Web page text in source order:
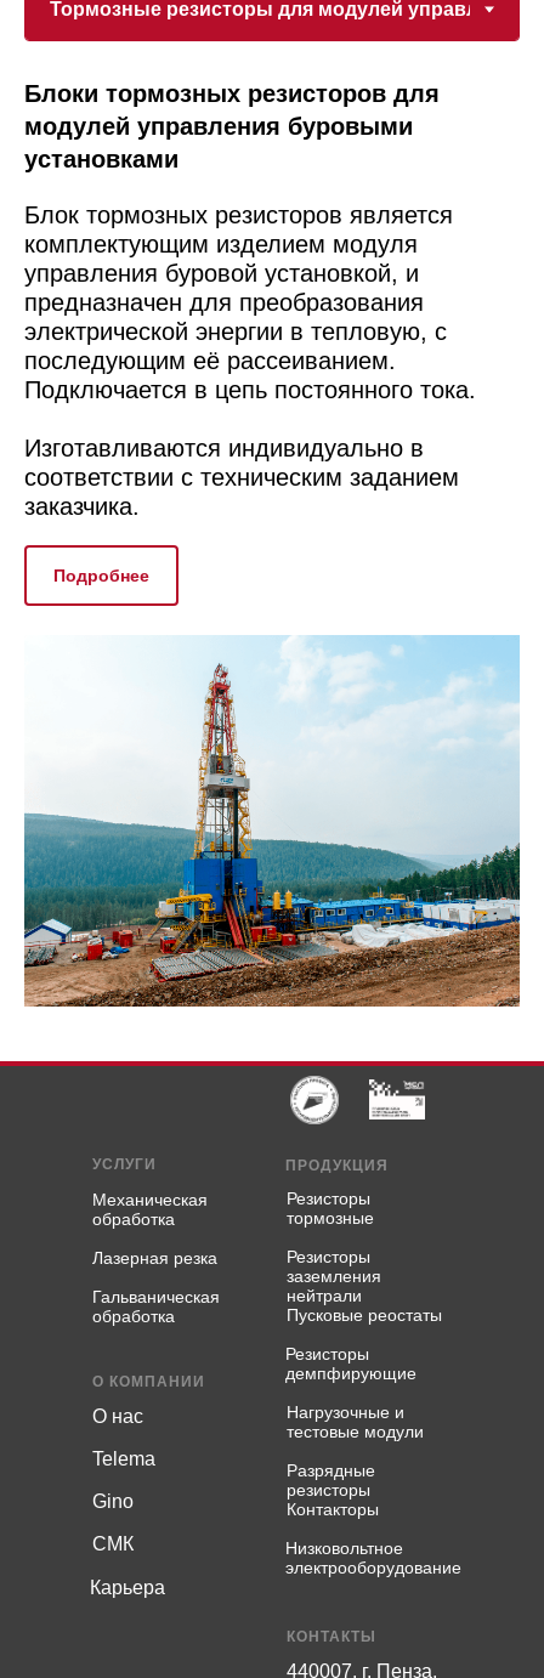
Блоки тормозных резисторов для
модулей управления буровыми
установками
Блок тормозных резисторов является
комплектующим изделием модуля
управления буровой установкой, и
предназначен для преобразования
электрической энергии в тепловую, с
последующим её рассеиванием.
Подключается в цепь постоянного тока.
Изготавливаются индивидуально в
соответствии с техническим заданием
заказчика.
Подробнее
О КОМПАНИИ
О нас
КОНТАКТЫ
440007, г. Пенза,
Резисторы
тормозные
ПРОДУКЦИЯ
Гальваническая
обработка
Резисторы
заземления
нейтрали
Резисторы
демпфирующие
Карьера
СМК
Gino
Telema
УСЛУГИ
Механическая
обработка
Лазерная резка
Пусковые реостаты
Нагрузочные и
тестовые модули
Разрядные
резисторы
Низковольтное
электрооборудование
Контакторы